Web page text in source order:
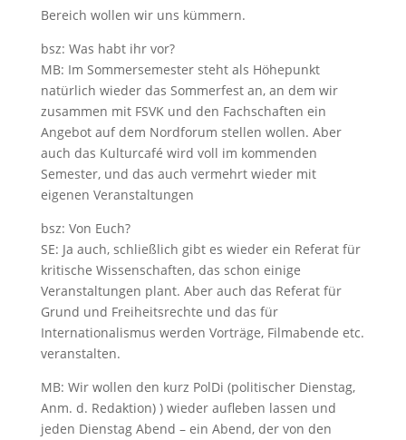
Bereich wollen wir uns kümmern.
bsz: Was habt ihr vor?
MB: Im Sommersemester steht als Höhepunkt
natürlich wieder das Sommerfest an, an dem wir
zusammen mit FSVK und den Fachschaften ein
Angebot auf dem Nordforum stellen wollen. Aber
auch das Kulturcafé wird voll im kommenden
Semester, und das auch vermehrt wieder mit
eigenen Veranstaltungen
bsz: Von Euch?
SE: Ja auch, schließlich gibt es wieder ein Referat für
kritische Wissenschaften, das schon einige
Veranstaltungen plant. Aber auch das Referat für
Grund und Freiheitsrechte und das für
Internationalismus werden Vorträge, Filmabende etc.
veranstalten.
MB: Wir wollen den kurz PolDi (politischer Dienstag,
Anm. d. Redaktion) ) wieder aufleben lassen und
jeden Dienstag Abend – ein Abend, der von den